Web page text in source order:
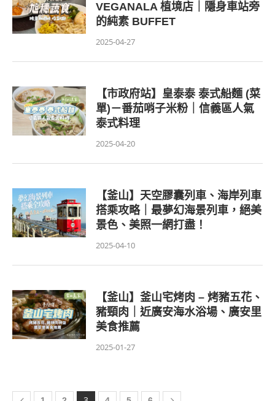
VEGANALA 植境店｜隱身車站旁
的純素 BUFFET
2025-04-27
【市政府站】皇泰泰 泰式船麵 (菜
單)－番茄哨子米粉｜信義區人氣
泰式料理
2025-04-20
【釜山】天空膠囊列車、海岸列車
搭乘攻略｜最夢幻海景列車，絕美
景色、美照一網打盡！
2025-04-10
【釜山】釜山宅烤肉 – 烤豬五花、
豬頸肉｜近廣安海水浴場、廣安里
美食推薦
2025-01-27